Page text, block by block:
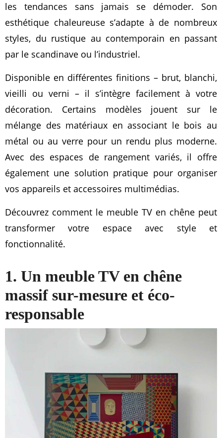
les tendances sans jamais se démoder. Son
esthétique chaleureuse s’adapte à de nombreux
styles, du rustique au contemporain en passant
par le scandinave ou l’industriel.
Disponible en différentes finitions – brut, blanchi,
vieilli ou verni – il s’intègre facilement à votre
décoration. Certains modèles jouent sur le
mélange des matériaux en associant le bois au
métal ou au verre pour un rendu plus moderne.
Avec des espaces de rangement variés, il offre
également une solution pratique pour organiser
vos appareils et accessoires multimédias.
Découvrez comment le meuble TV en chêne peut
transformer votre espace avec style et
fonctionnalité.
1. Un meuble TV en chêne
massif sur-mesure et éco-
responsable